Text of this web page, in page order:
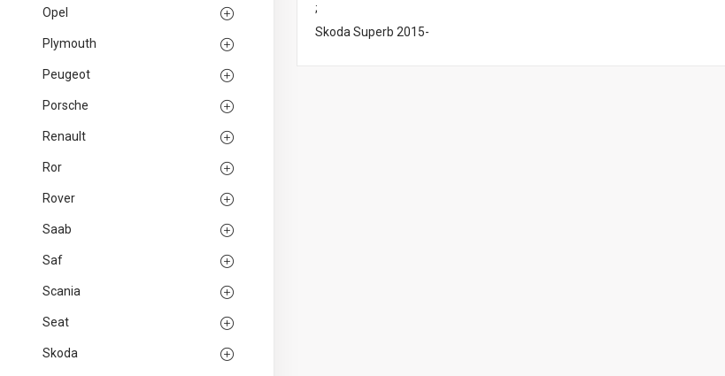
Opel
Plymouth
Peugeot
Porsche
Renault
Ror
Rover
Saab
Saf
Scania
Seat
Skoda
;
Skoda Superb 2015-